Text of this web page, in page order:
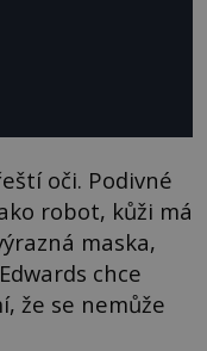
oči. Podivné
robot, kůži má
maska,
chce
že se nemůže